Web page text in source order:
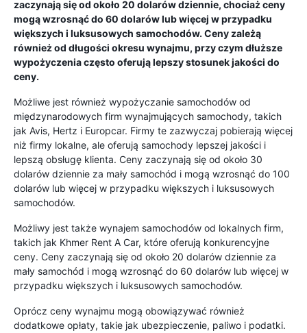
zaczynają się od około 20 dolarów dziennie, chociaż ceny
mogą wzrosnąć do 60 dolarów lub więcej w przypadku
większych i luksusowych samochodów. Ceny zależą
również od długości okresu wynajmu, przy czym dłuższe
wypożyczenia często oferują lepszy stosunek jakości do
ceny.
Możliwe jest również wypożyczanie samochodów od
międzynarodowych firm wynajmujących samochody, takich
jak Avis, Hertz i Europcar. Firmy te zazwyczaj pobierają więcej
niż firmy lokalne, ale oferują samochody lepszej jakości i
lepszą obsługę klienta. Ceny zaczynają się od około 30
dolarów dziennie za mały samochód i mogą wzrosnąć do 100
dolarów lub więcej w przypadku większych i luksusowych
samochodów.
Możliwy jest także wynajem samochodów od lokalnych firm,
takich jak Khmer Rent A Car, które oferują konkurencyjne
ceny. Ceny zaczynają się od około 20 dolarów dziennie za
mały samochód i mogą wzrosnąć do 60 dolarów lub więcej w
przypadku większych i luksusowych samochodów.
Oprócz ceny wynajmu mogą obowiązywać również
dodatkowe opłaty, takie jak ubezpieczenie, paliwo i podatki.